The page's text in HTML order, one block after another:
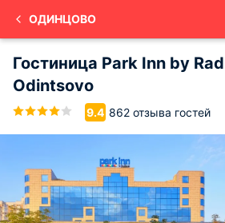
ОДИНЦОВО
Гостиница Park Inn by
Odintsovo
9.4 862 отзыва гостей